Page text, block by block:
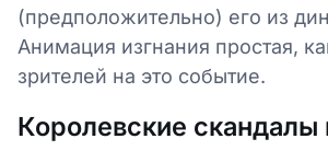
(предположительно) его из
Анимация изгнания простая,
зрителей на это событие.
Королевские